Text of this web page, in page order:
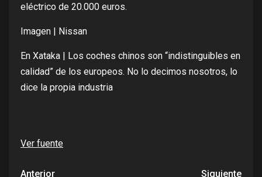
eléctrico de 20.000 euros.
Imagen | Nissan
En Xataka | Los coches chinos son “indistinguibles en
calidad” de los europeos. No lo decimos nosotros, lo
dice la propia industria
Ver fuente
Anterior
Siguiente